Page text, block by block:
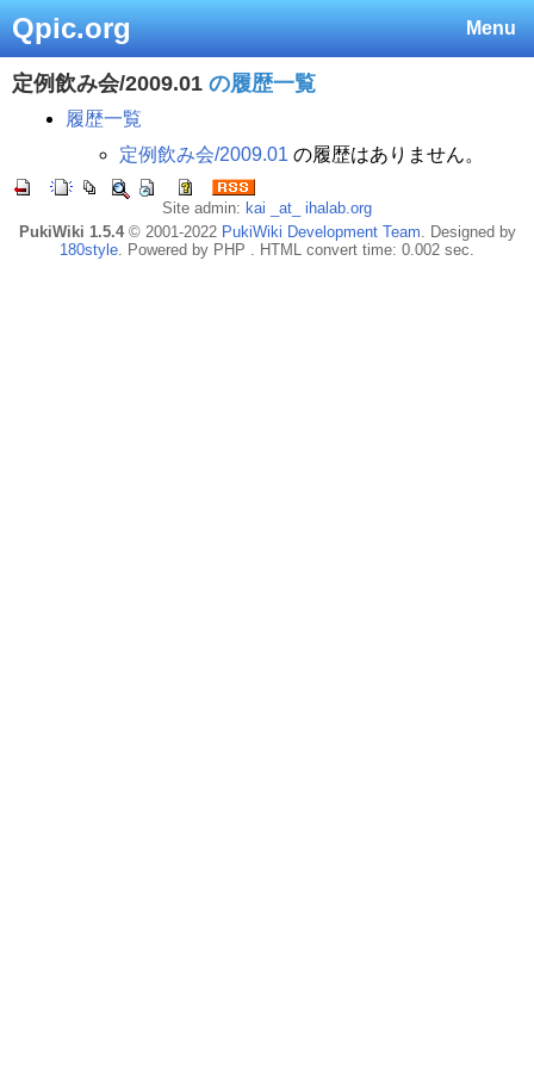
Menu
Qpic.org
定例飲み会/2009.01 の履歴一覧
履歴一覧
定例飲み会/2009.01 の履歴はありません。
Site admin: kai _at_ ihalab.org
PukiWiki 1.5.4© 2001-2022 PukiWiki Development Team. Designed by
180style. Powered by PHP . HTML convert time: 0.002 sec.